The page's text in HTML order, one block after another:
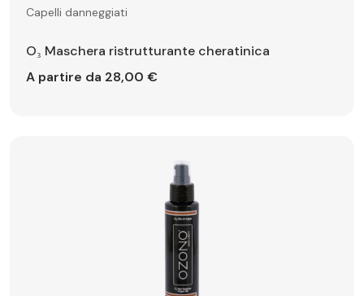
Capelli danneggiati
O₃ Maschera ristrutturante cheratinica
A partire da 28,00 €